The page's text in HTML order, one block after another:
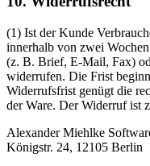
(1) Ist der Kunde
innerhalb von zwei
(z. B. Brief, E-Mail, Fax)
widerrufen. Die Frist
Widerrufsfrist genügt die
der Ware. Der Widerruf ist
Alexander Miehlke
Königstr. 24, 12105 Berlin